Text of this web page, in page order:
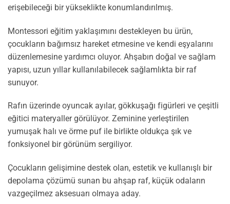
erişebileceği bir yükseklikte konumlandırılmış.
Montessori eğitim yaklaşımını destekleyen bu ürün,
çocukların bağımsız hareket etmesine ve kendi eşyalarını
düzenlemesine yardımcı oluyor. Ahşabın doğal ve sağlam
yapısı, uzun yıllar kullanılabilecek sağlamlıkta bir raf
sunuyor.
Rafın üzerinde oyuncak ayılar, gökkuşağı figürleri ve çeşitli
eğitici materyaller görülüyor. Zeminine yerleştirilen
yumuşak halı ve örme puf ile birlikte oldukça şık ve
fonksiyonel bir görünüm sergiliyor.
Çocukların gelişimine destek olan, estetik ve kullanışlı bir
depolama çözümü sunan bu ahşap raf, küçük odaların
vazgeçilmez aksesuarı olmaya aday.